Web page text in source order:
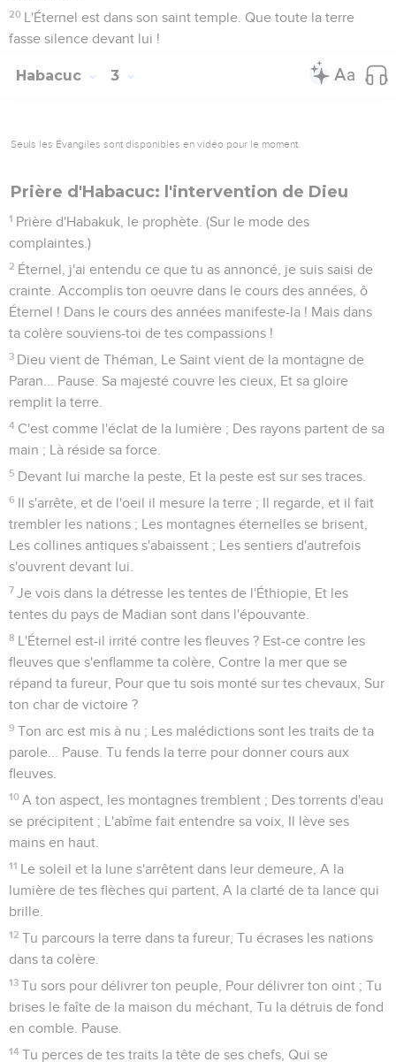
20 L'Éternel est dans son saint temple. Que toute la terre
fasse silence devant lui !
Habacuc 3
Seuls les Évangiles sont disponibles en vidéo pour le moment.
Prière d'Habacuc: l'intervention de Dieu
1 Prière d'Habakuk, le prophète. (Sur le mode des
complaintes.)
2 Éternel, j'ai entendu ce que tu as annoncé, je suis saisi de
crainte. Accomplis ton oeuvre dans le cours des années, ô
Éternel ! Dans le cours des années manifeste-la ! Mais dans
ta colère souviens-toi de tes compassions !
3 Dieu vient de Théman, Le Saint vient de la montagne de
Paran... Pause. Sa majesté couvre les cieux, Et sa gloire
remplit la terre.
4 C'est comme l'éclat de la lumière ; Des rayons partent de sa
main ; Là réside sa force.
5 Devant lui marche la peste, Et la peste est sur ses traces.
6 Il s'arrête, et de l'oeil il mesure la terre ; Il regarde, et il fait
trembler les nations ; Les montagnes éternelles se brisent,
Les collines antiques s'abaissent ; Les sentiers d'autrefois
s'ouvrent devant lui.
7 Je vois dans la détresse les tentes de l'Éthiopie, Et les
tentes du pays de Madian sont dans l'épouvante.
8 L'Éternel est-il irrité contre les fleuves ? Est-ce contre les
fleuves que s'enflamme ta colère, Contre la mer que se
répand ta fureur, Pour que tu sois monté sur tes chevaux, Sur
ton char de victoire ?
9 Ton arc est mis à nu ; Les malédictions sont les traits de ta
parole... Pause. Tu fends la terre pour donner cours aux
fleuves.
10 A ton aspect, les montagnes tremblent ; Des torrents d'eau
se précipitent ; L'abîme fait entendre sa voix, Il lève ses
mains en haut.
11 Le soleil et la lune s'arrêtent dans leur demeure, A la
lumière de tes flèches qui partent, A la clarté de ta lance qui
brille.
12 Tu parcours la terre dans ta fureur, Tu écrases les nations
dans ta colère.
13 Tu sors pour délivrer ton peuple, Pour délivrer ton oint ; Tu
brises le faîte de la maison du méchant, Tu la détruis de fond
en comble. Pause.
14 Tu perces de tes traits la tête de ses chefs, Qui se